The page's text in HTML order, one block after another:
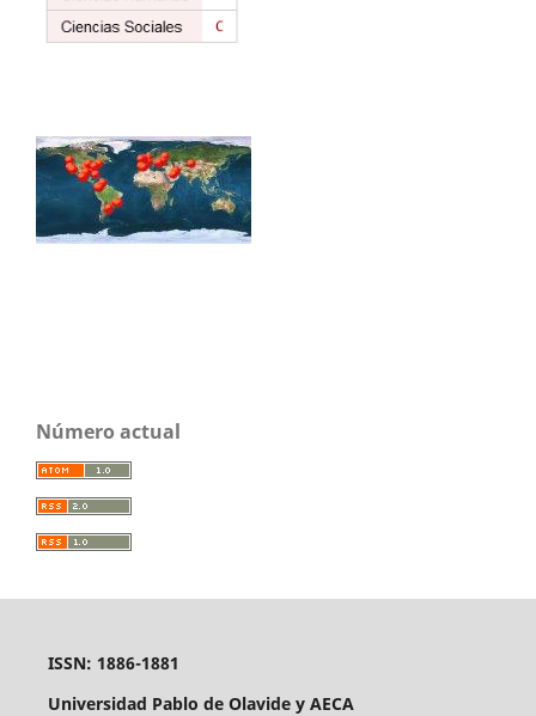
Número actual
ISSN: 1886-1881
Universidad Pablo de Olavide y AECA